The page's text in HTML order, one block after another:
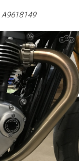
A9618149